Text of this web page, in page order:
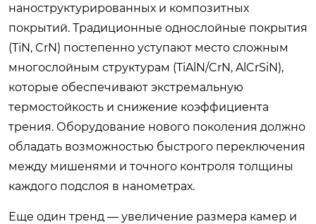
наноструктурированных и композитных
покрытий. Традиционные однослойные покрытия
(TiN, CrN) постепенно уступают место сложным
многослойным структурам (TiAlN/CrN, AlCrSiN),
которые обеспечивают экстремальную
термостойкость и снижение коэффициента
трения. Оборудование нового поколения должно
обладать возможностью быстрого переключения
между мишенями и точного контроля толщины
каждого подслоя в нанометрах.
Еще один тренд — увеличение размера камер и